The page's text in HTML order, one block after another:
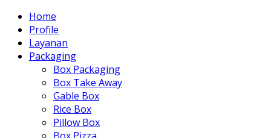
Home
Profile
Layanan
Packaging
Box Packaging
Box Take Away
Gable Box
Rice Box
Pillow Box